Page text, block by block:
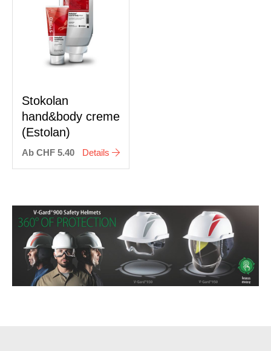
Stokolan
hand&body creme
(Estolan)
Ab CHF 5.40 Details